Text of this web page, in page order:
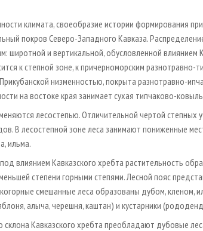
климата, своеобразие истории формирования
покров Северо-Западного Кавказа.
широтной и вертикальной, обусловленной влиянием
к степной зоне, к причерноморским
низменностью, покрыта разнотравно-
на востоке края занимает сухая типчаково-
лесостепью. Отличительной чертой степных
В лесостепной зоне леса занимают пониженные
ильма.
влиянием Кавказского хребта растительность
степени горными степями. Лесной пояс
смешанные леса образованы дубом, кленом,
алыча, черешня, каштан) и кустарники
склона Кавказского хребта преобладают дубовые